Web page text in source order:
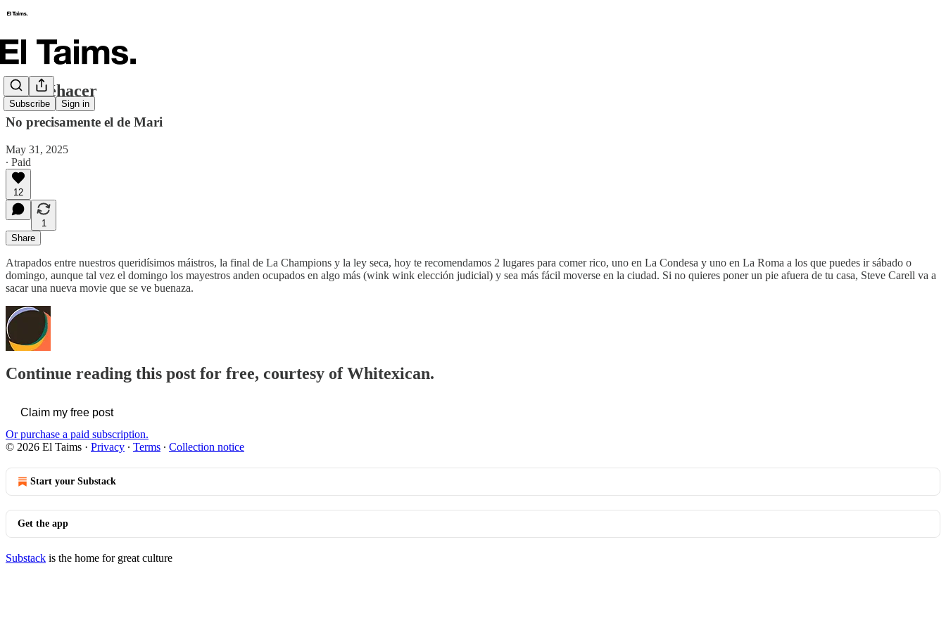
Subscribe Sign in
El Quéhacer
No precisamente el de Mari
May 31, 2025
∙ Paid
12
1
Share
Atrapados entre nuestros queridísimos máistros, la final de La Champions y la ley seca, hoy te recomendamos 2 lugares para comer rico, uno en La Condesa y uno en La Roma a los que puedes ir sábado o
domingo, aunque tal vez el domingo los mayestros anden ocupados en algo más (wink wink elección judicial) y sea más fácil moverse en la ciudad. Si no quieres poner un pie afuera de tu casa, Steve Carell va a
sacar una nueva movie que se ve buenaza.
Continue reading this post for free, courtesy of Whitexican.
Claim my free post
Or purchase a paid subscription.
© 2026 El Taims · Privacy ∙ Terms ∙ Collection notice
Start your Substack
Get the app
Substack is the home for great culture